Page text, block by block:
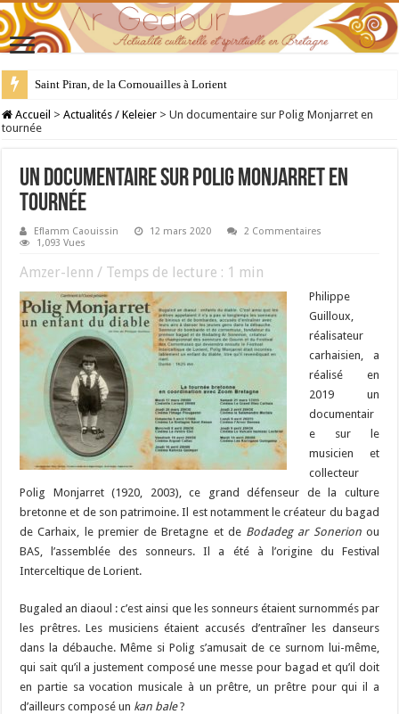
28 juillet : Saint Samson de Dol, père de la Bretagne chrétienne
Accueil > Actualités / Keleier > Un documentaire sur Polig Monjarret en
tournée
Un documentaire sur Polig Monjarret en
tournée
Eflamm Caouissin 12 mars 2020
2 Commentaires
1,093 Vues
Amzer-lenn / Temps de lecture : 1 min
Philippe
Guilloux,
réalisateur
carhaisien, a
réalisé en
2019 un
documentair
e sur le
musicien et
collecteur
Polig Monjarret (1920, 2003), ce grand défenseur de la culture
bretonne et de son patrimoine. Il est notamment le créateur du bagad
de Carhaix, le premier de Bretagne et de Bodadeg ar Sonerionou
BAS, l’assemblée des sonneurs. Il a été à l’origine du Festival
Interceltique de Lorient.
Bugaled an diaoul : c’est ainsi que les sonneurs étaient surnommés par
les prêtres. Les musiciens étaient accusés d’entraîner les danseurs
dans la débauche. Même si Polig s’amusait de ce surnom lui-même,
qui sait qu’il a justement composé une messe pour bagad et qu’il doit
en partie sa vocation musicale à un prêtre, un prêtre pour qui il a
d’ailleurs composé un kan bale?